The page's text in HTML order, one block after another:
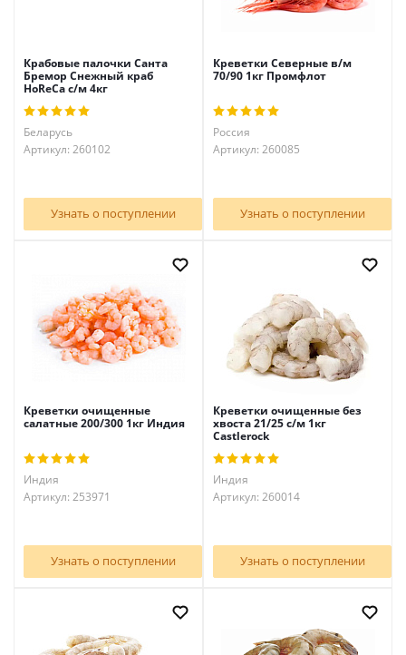
Крабовые палочки Санта
Бремор Снежный краб
HoReCa с/м 4кг
Беларусь
Артикул: 260102
Узнать о поступлении
Креветки Северные в/м
70/90 1кг Промфлот
Россия
Артикул: 260085
Узнать о поступлении
Креветки очищенные
салатные 200/300 1кг Индия
Индия
Артикул: 253971
Узнать о поступлении
Креветки очищенные без
хвоста 21/25 с/м 1кг
Castlerock
Индия
Артикул: 260014
Узнать о поступлении